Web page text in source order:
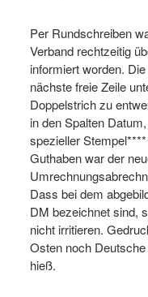
Per Rundschreiben
Verband rechtzeitig
informiert worden.
nächste freie Zeile
Doppelstrich zu
in den Spalten
spezieller
Guthaben war der
Dass bei dem
DM bezeichnet sind,
nicht irritieren.
Osten noch
hieß.